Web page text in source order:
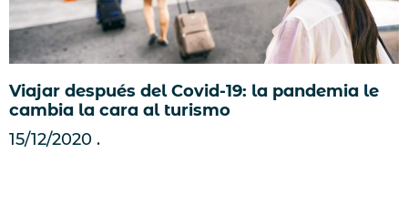
Viajar después del Covid-19: la pandemia le
cambia la cara al turismo
15/12/2020